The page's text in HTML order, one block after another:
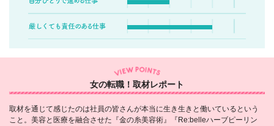
女の転職！取材レポート
取材を通じて感じたのは社員の皆さんが本当に生き生きと働いているという
こと。美容と医療を融合させた『金の糸美容術』『Re:belleハーブピーリン